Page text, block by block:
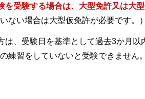
を受験する場合は、大型免許又は大
ない場合は大型仮免許が必要です。）
、受験日を基準として過去3か月
練習をしていないと受験できません。